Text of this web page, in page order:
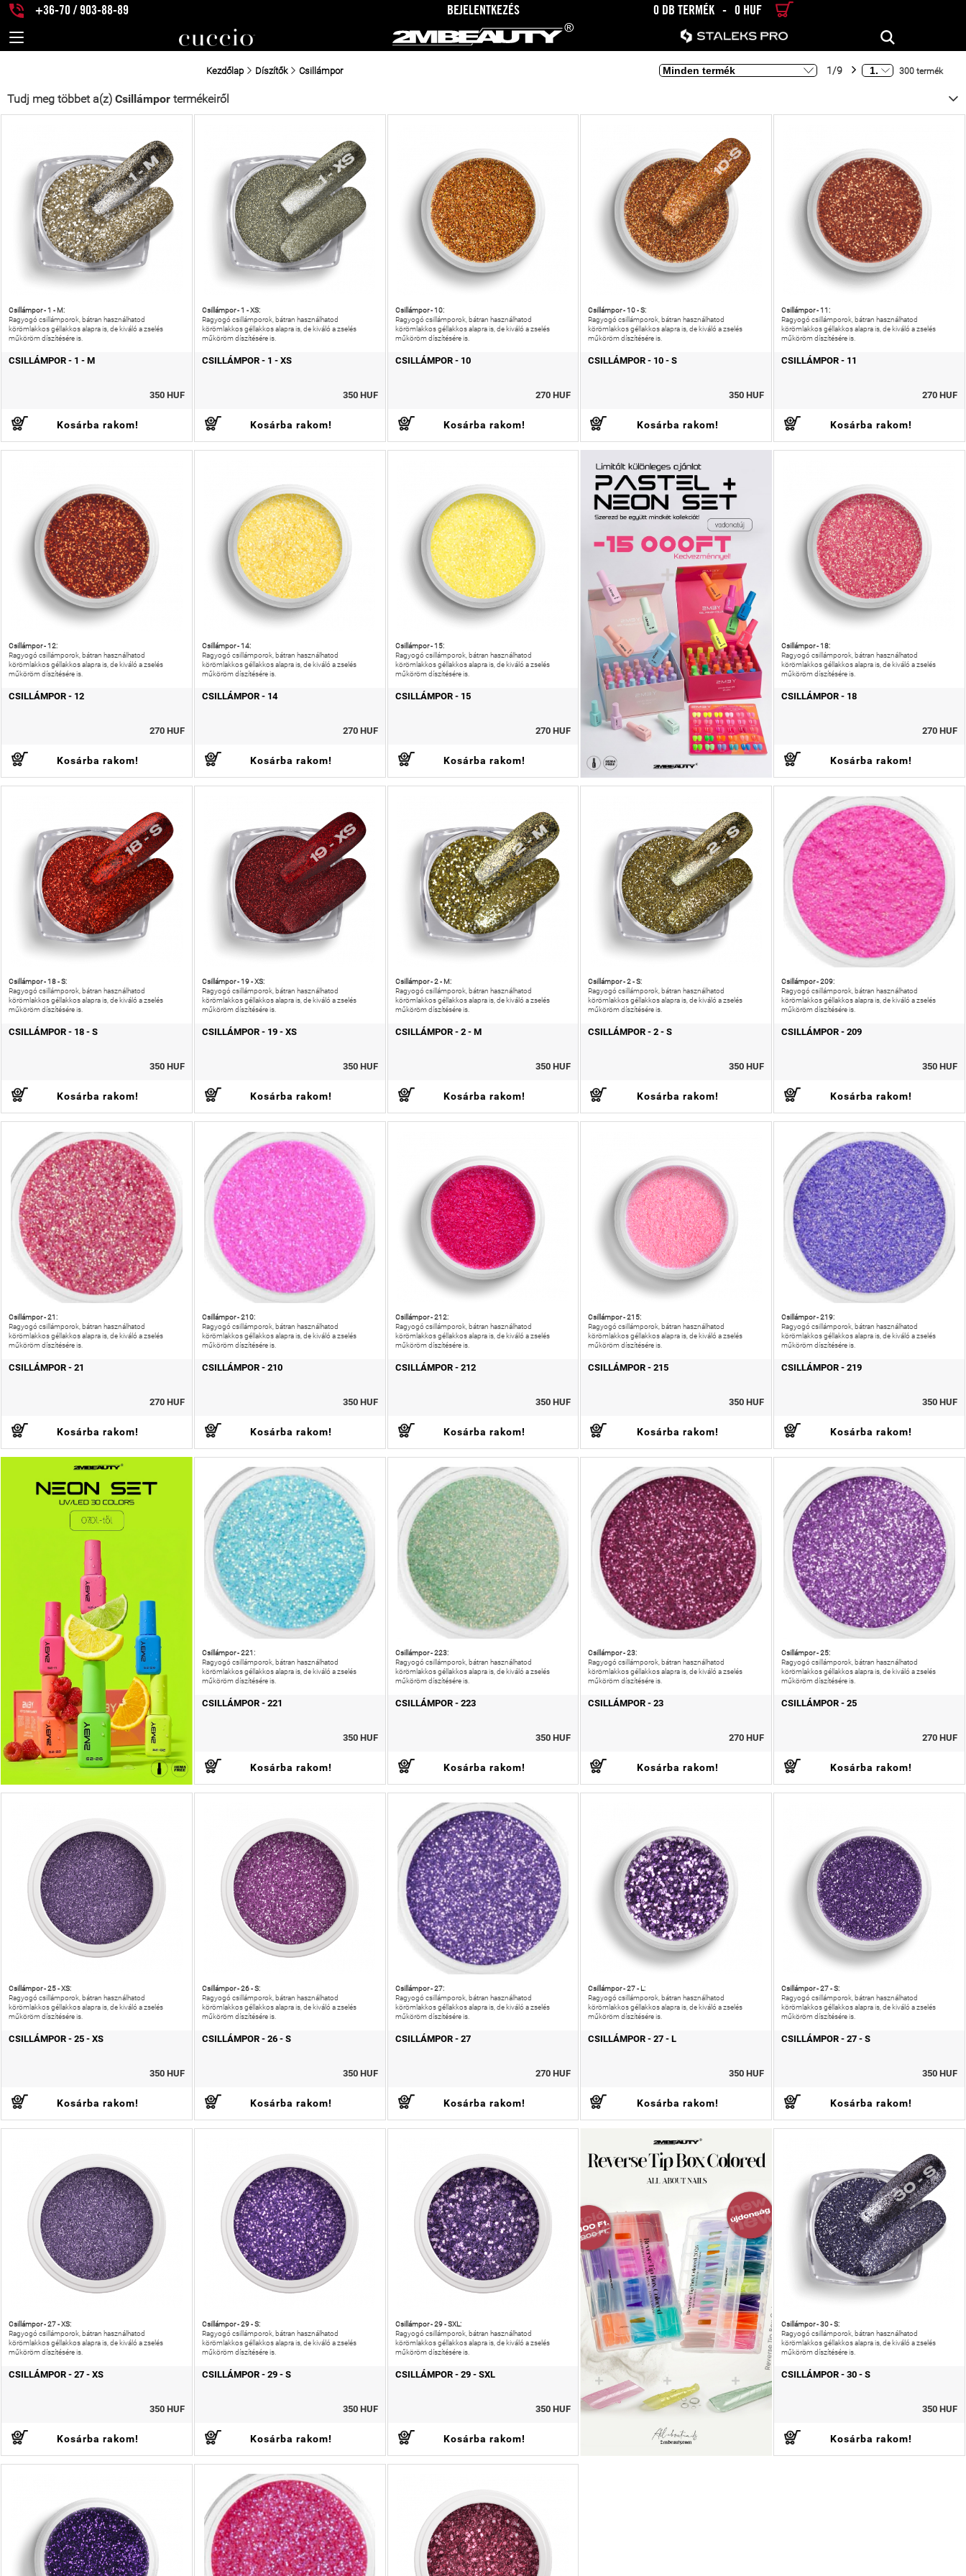
+36-70 / 903-88-89 BEJELENTKEZÉS 0 DB TERMÉK - 0 HUF
RÉSZLETES KERESÉS KERESÉS
Kezdőlap Díszítők Csillámpor 1/9 300 termék
Tudj meg többet a(z) Csillámpor termékeiről
Csillámpor - 1 - M:
Ragyogó csillámporok, bátran használhatod
körömlakkos géllakkos alapra is, de kiváló a zselés
műköröm díszítésére is.
CSILLÁMPOR - 1 - M
350 HUF
Kosárba rakom!
Csillámpor - 1 - XS:
Ragyogó csillámporok, bátran használhatod
körömlakkos géllakkos alapra is, de kiváló a zselés
műköröm díszítésére is.
CSILLÁMPOR - 1 - XS
350 HUF
Kosárba rakom!
Csillámpor - 10:
Ragyogó csillámporok, bátran használhatod
körömlakkos géllakkos alapra is, de kiváló a zselés
műköröm díszítésére is.
CSILLÁMPOR - 10
270 HUF
Kosárba rakom!
Csillámpor - 10 - S:
Ragyogó csillámporok, bátran használhatod
körömlakkos géllakkos alapra is, de kiváló a zselés
műköröm díszítésére is.
CSILLÁMPOR - 10 - S
350 HUF
Kosárba rakom!
Csillámpor - 11:
Ragyogó csillámporok, bátran használhatod
körömlakkos géllakkos alapra is, de kiváló a zselés
műköröm díszítésére is.
CSILLÁMPOR - 11
270 HUF
Kosárba rakom!
Csillámpor - 12:
Ragyogó csillámporok, bátran használhatod
körömlakkos géllakkos alapra is, de kiváló a zselés
műköröm díszítésére is.
CSILLÁMPOR - 12
270 HUF
Kosárba rakom!
Csillámpor - 14:
Ragyogó csillámporok, bátran használhatod
körömlakkos géllakkos alapra is, de kiváló a zselés
műköröm díszítésére is.
CSILLÁMPOR - 14
270 HUF
Kosárba rakom!
Csillámpor - 15:
Ragyogó csillámporok, bátran használhatod
körömlakkos géllakkos alapra is, de kiváló a zselés
műköröm díszítésére is.
CSILLÁMPOR - 15
270 HUF
Kosárba rakom!
Csillámpor - 18:
Ragyogó csillámporok, bátran használhatod
körömlakkos géllakkos alapra is, de kiváló a zselés
műköröm díszítésére is.
CSILLÁMPOR - 18
270 HUF
Kosárba rakom!
Csillámpor - 18 - S:
Ragyogó csillámporok, bátran használhatod
körömlakkos géllakkos alapra is, de kiváló a zselés
műköröm díszítésére is.
CSILLÁMPOR - 18 - S
350 HUF
Kosárba rakom!
Csillámpor - 19 - XS:
Ragyogó csillámporok, bátran használhatod
körömlakkos géllakkos alapra is, de kiváló a zselés
műköröm díszítésére is.
CSILLÁMPOR - 19 - XS
350 HUF
Kosárba rakom!
Csillámpor - 2 - M:
Ragyogó csillámporok, bátran használhatod
körömlakkos géllakkos alapra is, de kiváló a zselés
műköröm díszítésére is.
CSILLÁMPOR - 2 - M
350 HUF
Kosárba rakom!
Csillámpor - 2 - S:
Ragyogó csillámporok, bátran használhatod
körömlakkos géllakkos alapra is, de kiváló a zselés
műköröm díszítésére is.
CSILLÁMPOR - 2 - S
350 HUF
Kosárba rakom!
Csillámpor - 209:
Ragyogó csillámporok, bátran használhatod
körömlakkos géllakkos alapra is, de kiváló a zselés
műköröm díszítésére is.
CSILLÁMPOR - 209
350 HUF
Kosárba rakom!
Csillámpor - 21:
Ragyogó csillámporok, bátran használhatod
körömlakkos géllakkos alapra is, de kiváló a zselés
műköröm díszítésére is.
CSILLÁMPOR - 21
270 HUF
Kosárba rakom!
Csillámpor - 210:
Ragyogó csillámporok, bátran használhatod
körömlakkos géllakkos alapra is, de kiváló a zselés
műköröm díszítésére is.
CSILLÁMPOR - 210
350 HUF
Kosárba rakom!
Csillámpor - 212:
Ragyogó csillámporok, bátran használhatod
körömlakkos géllakkos alapra is, de kiváló a zselés
műköröm díszítésére is.
CSILLÁMPOR - 212
350 HUF
Kosárba rakom!
Csillámpor - 215:
Ragyogó csillámporok, bátran használhatod
körömlakkos géllakkos alapra is, de kiváló a zselés
műköröm díszítésére is.
CSILLÁMPOR - 215
350 HUF
Kosárba rakom!
Csillámpor - 219:
Ragyogó csillámporok, bátran használhatod
körömlakkos géllakkos alapra is, de kiváló a zselés
műköröm díszítésére is.
CSILLÁMPOR - 219
350 HUF
Kosárba rakom!
Csillámpor - 221:
Ragyogó csillámporok, bátran használhatod
körömlakkos géllakkos alapra is, de kiváló a zselés
műköröm díszítésére is.
CSILLÁMPOR - 221
350 HUF
Kosárba rakom!
Csillámpor - 223:
Ragyogó csillámporok, bátran használhatod
körömlakkos géllakkos alapra is, de kiváló a zselés
műköröm díszítésére is.
CSILLÁMPOR - 223
350 HUF
Kosárba rakom!
Csillámpor - 23:
Ragyogó csillámporok, bátran használhatod
körömlakkos géllakkos alapra is, de kiváló a zselés
műköröm díszítésére is.
CSILLÁMPOR - 23
270 HUF
Kosárba rakom!
Csillámpor - 25:
Ragyogó csillámporok, bátran használhatod
körömlakkos géllakkos alapra is, de kiváló a zselés
műköröm díszítésére is.
CSILLÁMPOR - 25
270 HUF
Kosárba rakom!
Csillámpor - 25 - XS:
Ragyogó csillámporok, bátran használhatod
körömlakkos géllakkos alapra is, de kiváló a zselés
műköröm díszítésére is.
CSILLÁMPOR - 25 - XS
350 HUF
Kosárba rakom!
Csillámpor - 26 - S:
Ragyogó csillámporok, bátran használhatod
körömlakkos géllakkos alapra is, de kiváló a zselés
műköröm díszítésére is.
CSILLÁMPOR - 26 - S
350 HUF
Kosárba rakom!
Csillámpor - 27:
Ragyogó csillámporok, bátran használhatod
körömlakkos géllakkos alapra is, de kiváló a zselés
műköröm díszítésére is.
CSILLÁMPOR - 27
270 HUF
Kosárba rakom!
Csillámpor - 27 - L:
Ragyogó csillámporok, bátran használhatod
körömlakkos géllakkos alapra is, de kiváló a zselés
műköröm díszítésére is.
CSILLÁMPOR - 27 - L
350 HUF
Kosárba rakom!
Csillámpor - 27 - S:
Ragyogó csillámporok, bátran használhatod
körömlakkos géllakkos alapra is, de kiváló a zselés
műköröm díszítésére is.
CSILLÁMPOR - 27 - S
350 HUF
Kosárba rakom!
Csillámpor - 27 - XS:
Ragyogó csillámporok, bátran használhatod
körömlakkos géllakkos alapra is, de kiváló a zselés
műköröm díszítésére is.
CSILLÁMPOR - 27 - XS
350 HUF
Kosárba rakom!
Csillámpor - 29 - S:
Ragyogó csillámporok, bátran használhatod
körömlakkos géllakkos alapra is, de kiváló a zselés
műköröm díszítésére is.
CSILLÁMPOR - 29 - S
350 HUF
Kosárba rakom!
Csillámpor - 29 - SXL:
Ragyogó csillámporok, bátran használhatod
körömlakkos géllakkos alapra is, de kiváló a zselés
műköröm díszítésére is.
CSILLÁMPOR - 29 - SXL
350 HUF
Kosárba rakom!
Csillámpor - 30 - S:
Ragyogó csillámporok, bátran használhatod
körömlakkos géllakkos alapra is, de kiváló a zselés
műköröm díszítésére is.
CSILLÁMPOR - 30 - S
350 HUF
Kosárba rakom!